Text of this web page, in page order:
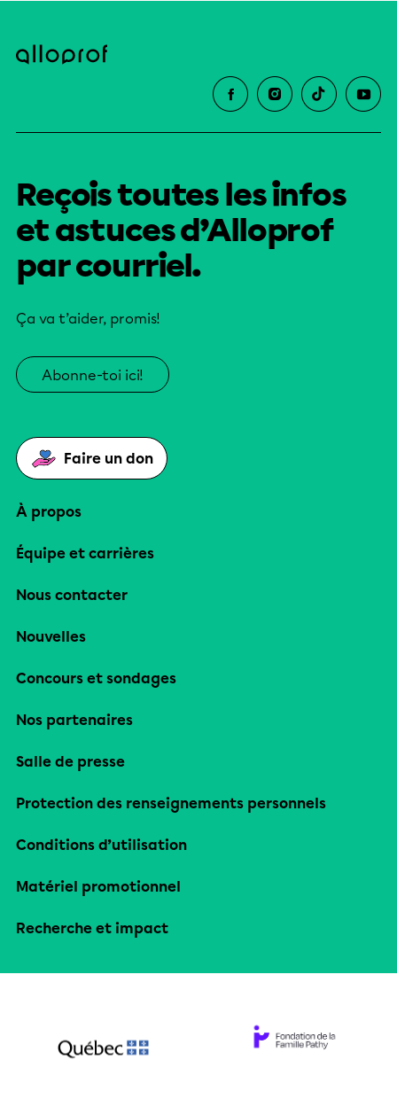
Reçois toutes les infos
et astuces d’Alloprof
par courriel.
Ça va t’aider, promis!
Abonne-toi ici!
Faire un don
À propos
Équipe et carrières
Nous contacter
Nouvelles
Concours et sondages
Nos partenaires
Salle de presse
Protection des renseignements personnels
Conditions d’utilisation
Matériel promotionnel
Recherche et impact